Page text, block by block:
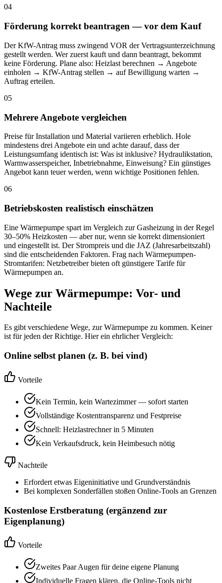
04
Förderung korrekt beantragen — vor dem Kauf
Der KfW-Antrag muss zwingend VOR der Vertragsunterzeichnung
gestellt werden. Wer zuerst kauft und dann beantragt, bekommt
keine Förderung. Plane also: Heizlast berechnen → Angebote
einholen → KfW-Antrag stellen → auf Bewilligung warten →
Auftrag erteilen.
05
Mehrere Angebote vergleichen
Preise für Installation und Material variieren erheblich. Hole
mindestens drei Angebote ein und achte darauf, dass der
Leistungsumfang identisch ist: Was ist inklusive? Hydraulikstation,
Warmwasserspeicher, Inbetriebnahme, Einweisung? Ein günstiges
Angebot kann teuer werden, wenn wichtige Positionen fehlen.
06
Betriebskosten realistisch einschätzen
Eine Wärmepumpe spart im Vergleich zur Gasheizung in der Regel
30–50% Heizkosten — aber nur, wenn sie korrekt dimensioniert
und eingestellt ist. Der Strompreis und die JAZ (Jahresarbeitszahl)
sind die entscheidenden Faktoren. Frag nach Wärmepumpen-
Stromtarifen: Netzbetreiber bieten oft günstigere Tarife für
Wärmepumpen an.
Wege zur Wärmepumpe: Vor- und
Nachteile
Es gibt verschiedene Wege, zur Wärmepumpe zu kommen. Keiner
ist für jeden der Richtige. Hier ein ehrlicher Vergleich:
Online selbst planen (z. B. bei vind)
Vorteile
Kein Termin, kein Wartezimmer — sofort starten
Vollständige Kostentransparenz und Festpreise
Schnell: Heizlastrechner in 5 Minuten
Kein Verkaufsdruck, kein Heimbesuch nötig
Nachteile
Erfordert etwas Eigeninitiative und Grundverständnis
Bei komplexen Sonderfällen stoßen Online-Tools an Grenzen
Kostenlose Erstberatung (ergänzend zur
Eigenplanung)
Vorteile
Zweites Paar Augen für deine eigene Planung
Individuelle Fragen klären, die Online-Tools nicht